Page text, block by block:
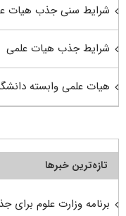
شرایط سنی جذب هیات
شرایط جذب هیات علمی
هیات علمی وابسته
تازه‌ترین خبرها
برنامه وزارت علوم